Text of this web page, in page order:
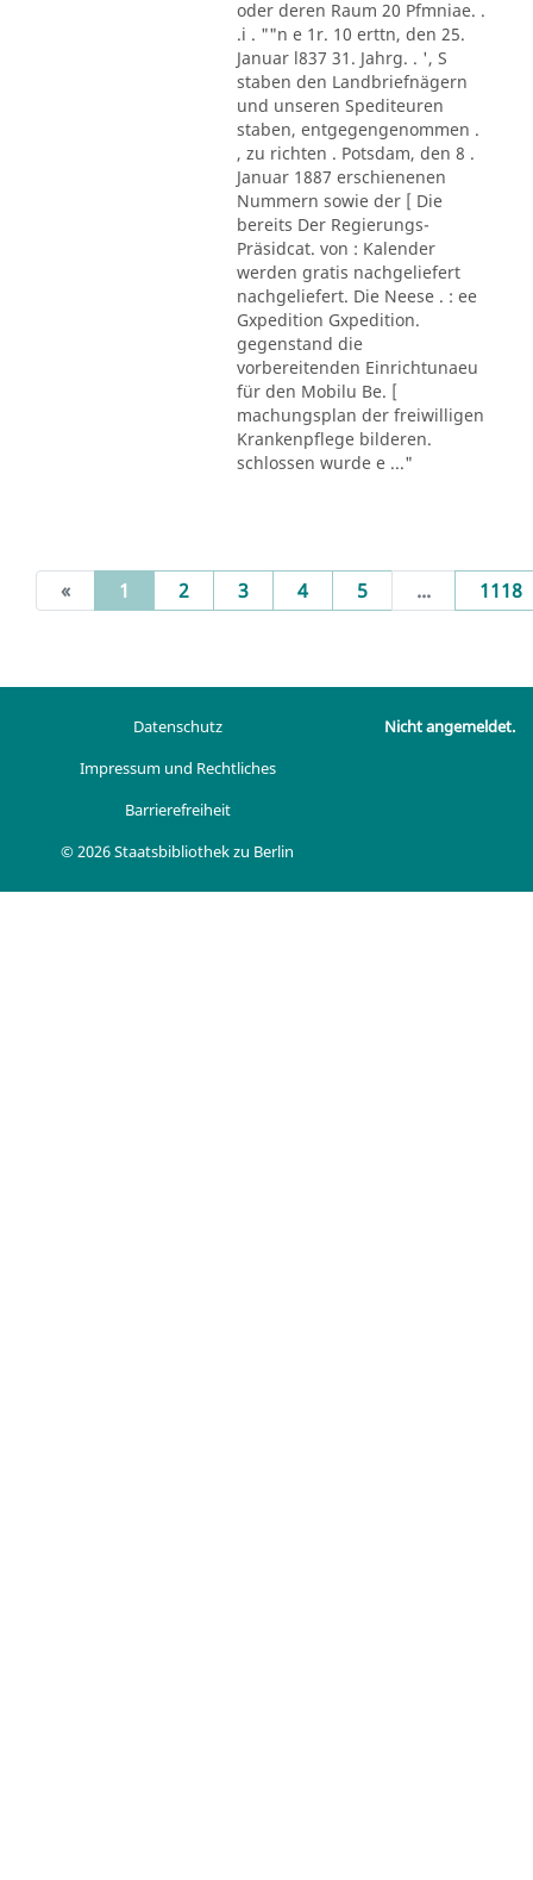
oder deren Raum 20 Pfmniae. .
.i . ""n e 1r. 10 erttn, den 25.
Januar l837 31. Jahrg. . ', S
staben den Landbriefnägern
und unseren Spediteuren
staben, entgegengenommen .
, zu richten . Potsdam, den 8 .
Januar 1887 erschienenen
Nummern sowie der [ Die
bereits Der Regierungs-
Präsidcat. von : Kalender
werden gratis nachgeliefert
nachgeliefert. Die Neese . : ee
Gxpedition Gxpedition.
gegenstand die
vorbereitenden Einrichtunaeu
für den Mobilu Be. [
machungsplan der freiwilligen
Krankenpflege bilderen.
schlossen wurde e ..."
« 1 (current)
2 3 4 5 ... 1118
Datenschutz
Impressum und Rechtliches
Barrierefreiheit
© 2026 Staatsbibliothek zu Berlin
Nicht angemeldet.